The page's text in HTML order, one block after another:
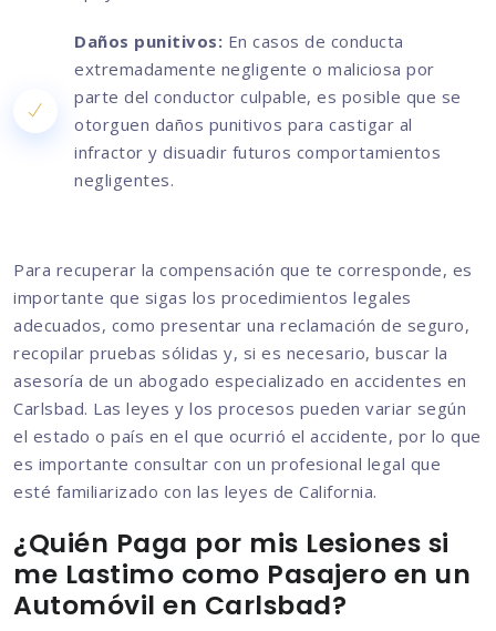
Daños punitivos: En casos de conducta
extremadamente negligente o maliciosa por
parte del conductor culpable, es posible que se
otorguen daños punitivos para castigar al
infractor y disuadir futuros comportamientos
negligentes.
Para recuperar la compensación que te corresponde, es
importante que sigas los procedimientos legales
adecuados, como presentar una reclamación de seguro,
recopilar pruebas sólidas y, si es necesario, buscar la
asesoría de un abogado especializado en accidentes en
Carlsbad. Las leyes y los procesos pueden variar según
el estado o país en el que ocurrió el accidente, por lo que
es importante consultar con un profesional legal que
esté familiarizado con las leyes de California.
¿Quién Paga por mis Lesiones si
me Lastimo como Pasajero en un
Automóvil en Carlsbad?